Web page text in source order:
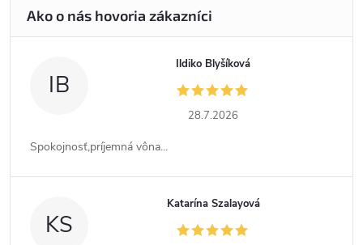
IB
Ildiko Blyšíková
28.7.2026
Spokojnosť,príjemná vôna...
KS
Katarína Szalayová